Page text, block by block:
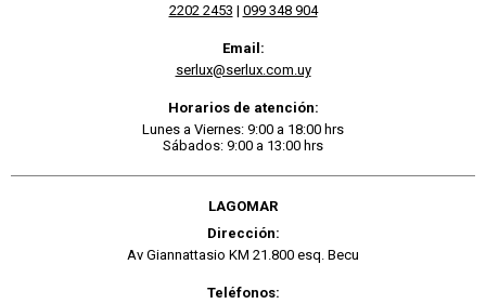
2202 2453 | 099 348 904
Email:
serlux@serlux.com.uy
Horarios de atención:
Lunes a Viernes: 9:00 a 18:00 hrs
Sábados: 9:00 a 13:00 hrs
LAGOMAR
Dirección:
Av Giannattasio KM 21.800 esq. Becu
Teléfonos: